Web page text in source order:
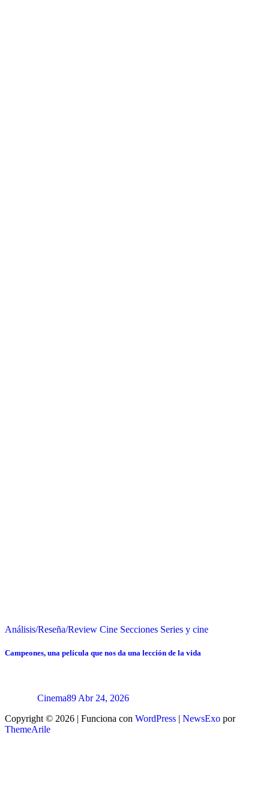
Análisis/Reseña/Review Cine Secciones Series y cine
Campeones, una película que nos da una lección de la vida
Cinema89 Abr 24, 2026
Copyright © 2026 | Funciona con WordPress | NewsExo por
ThemeArile